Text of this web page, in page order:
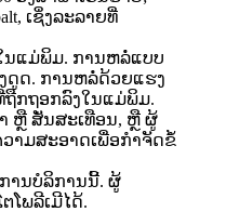
ເຊິ່ງລະລາຍທີ່
ນແມ່ພິມ. ການຫລໍ່ແບບ
ດູດ. ການຫລໍ່ດ້ວຍແຮງ
ຖືກຖອກລົງໃນແມ່ພິມ.
ຫຼື ສັ່ນສະເທືອນ, ຫຼື ຜູ້
າມສະອາດເພື່ອກຳຈັດຂໍ້
ານບໍລິການນີ້. ຜູ້
ໂພລີເມີໄດ້.